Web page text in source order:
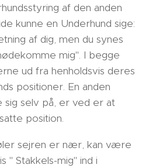
af den anden
kunne en Underhund sige:
af dig, men du synes
mig". I begge
ud fra henholdsvis deres
positioner. En anden
sig selv på, er ved er at
position.
sejren er nær, kan være
" Stakkels-mig" ind i